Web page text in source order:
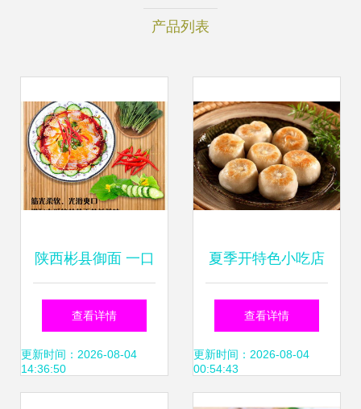
产品列表
陕西彬县御面 一口
难忘的千年玉面传
奇
查看详情
更新时间：2026-08-04
14:36:50
夏季开特色小吃店
如何正确选址？
——以传统小吃为
例
查看详情
更新时间：2026-08-04
00:54:43